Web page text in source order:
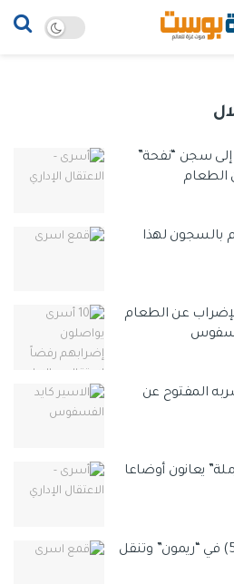
إلى سجن “نفحة”
الطعام
بالسجون لهذا
الإضراب عن الطعام
المفتوح عن
يعانون أوضاعا
وحدات القمع تقتحم قسم (5) في “ريمون” وتنقل